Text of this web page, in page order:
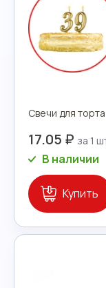
Свечи для
17.05 ₽
В наличии
Купить